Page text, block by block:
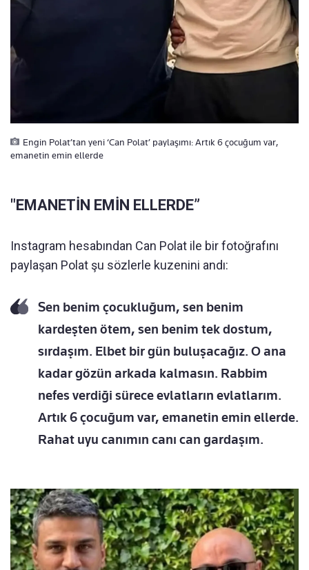
Engin Polat’tan yeni ‘Can Polat’ paylaşımı: Artık 6 çocuğum var,
emanetin emin ellerde
"EMANETİN EMİN ELLERDE”
Instagram hesabından Can Polat ile bir fotoğrafını
paylaşan Polat şu sözlerle kuzenini andı:
Sen benim çocukluğum, sen benim
kardeşten ötem, sen benim tek dostum,
sırdaşım. Elbet bir gün buluşacağız. O ana
kadar gözün arkada kalmasın. Rabbim
nefes verdiği sürece evlatların evlatlarım.
Artık 6 çocuğum var, emanetin emin ellerde.
Rahat uyu canımın canı can gardaşım.